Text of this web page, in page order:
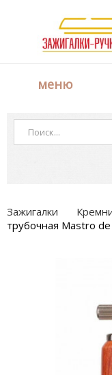
меню
Зажигалки
трубочная Mastro